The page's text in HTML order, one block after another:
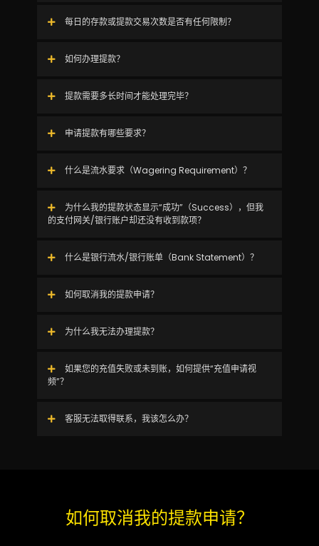
每日的存款或提款交易次数是否有任何限制？
如何办理提款？
提款需要多长时间才能处理完毕？
申请提款有哪些要求？
什么是流水要求（Wagering Requirement）？
为什么我的提款状态显示“成功”（Success），但我
的支付网关/银行账户却还没有收到款项？
什么是银行流水/银行账单（Bank Statement）？
如何取消我的提款申请？
为什么我无法办理提款？
如果您的充值失败或未到账，如何提供“充值申请视
频”？
客服无法取得联系，我该怎么办？
如何取消我的提款申请？